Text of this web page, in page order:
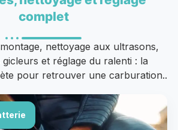
complet
nettoyage aux ultrasons,
et réglage du ralenti : la
pour retrouver une carburation..